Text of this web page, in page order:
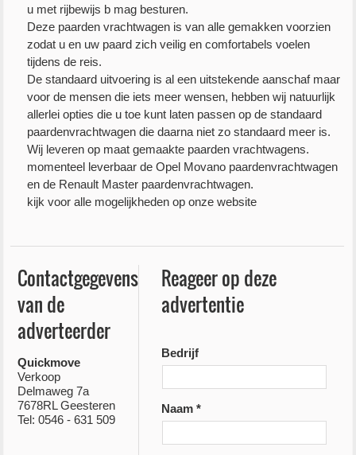
u met rijbewijs b mag besturen.
Deze paarden vrachtwagen is van alle gemakken voorzien
zodat u en uw paard zich veilig en comfortabels voelen
tijdens de reis.
De standaard uitvoering is al een uitstekende aanschaf maar
voor de mensen die iets meer wensen, hebben wij natuurlijk
allerlei opties die u toe kunt laten passen op de standaard
paardenvrachtwagen die daarna niet zo standaard meer is.
Wij leveren op maat gemaakte paarden vrachtwagens.
momenteel leverbaar de Opel Movano paardenvrachtwagen
en de Renault Master paardenvrachtwagen.
kijk voor alle mogelijkheden op onze website
Contactgegevens
van de
adverteerder
Quickmove
Verkoop
Delmaweg 7a
7678RL Geesteren
Tel: 0546 - 631 509
Reageer op deze
advertentie
Bedrijf
Naam *